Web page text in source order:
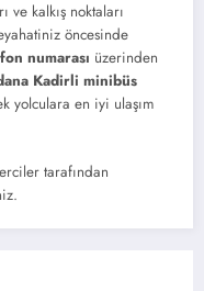
ve kalkış noktaları
öncesinde
numarası üzerinden
Kadirli minibüs
yolculara en iyi ulaşım
tarafından